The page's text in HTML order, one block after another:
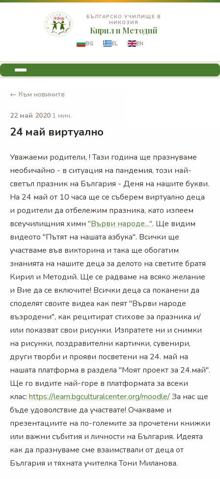
БЪЛГАРСКО УЧИЛИЩЕ В
НИКОЗИЯ
Кирил и Методий
BG EL EN
← Към новините
22 май 2020·1 мин.
24 май виртуално
Уважаеми родители, ! Тази година ще празнуваме
необичайно - в ситуация на пандемия, този най-
светъл празник на България - Деня на нашите букви.
На 24 май от 10 часа ще се съберем виртуално деца
и родители да отбележим празника, като изпеем
всеучилищния химн "Върви народе...". Ще видим
видеото "Пътят на нашата азбука". Всички ще
участваме във викторина и така ще обогатим
знанията на нашите деца за делото на светите братя
Кирил и Методий. Ще се радваме на всяко желание
и Вие да се включите! Всички деца са поканени да
споделят своите видеа как пеят "Върви народе
възродени", как рецитират стихове за празника и/
или показват свои рисунки. Изпратете ни и снимки
на рисунки, поздравителни картички, сувенири,
други творби и прояви посветени на 24. май на
нашата платформа в раздела "Моят проект за 24.май".
Ще го видите най-горе в платформата за всеки
клас: https://learn.bgculturalcenter.org/moodle/За нас ще
бъде удоволствие да участвате! Очакваме и
презентациите на по-големите за прочетени книжки
или важни събития и личности на България. Идеята
как да празнуваме сме взаимствали от деца от
България и тяхната учителка Тони Миланова.